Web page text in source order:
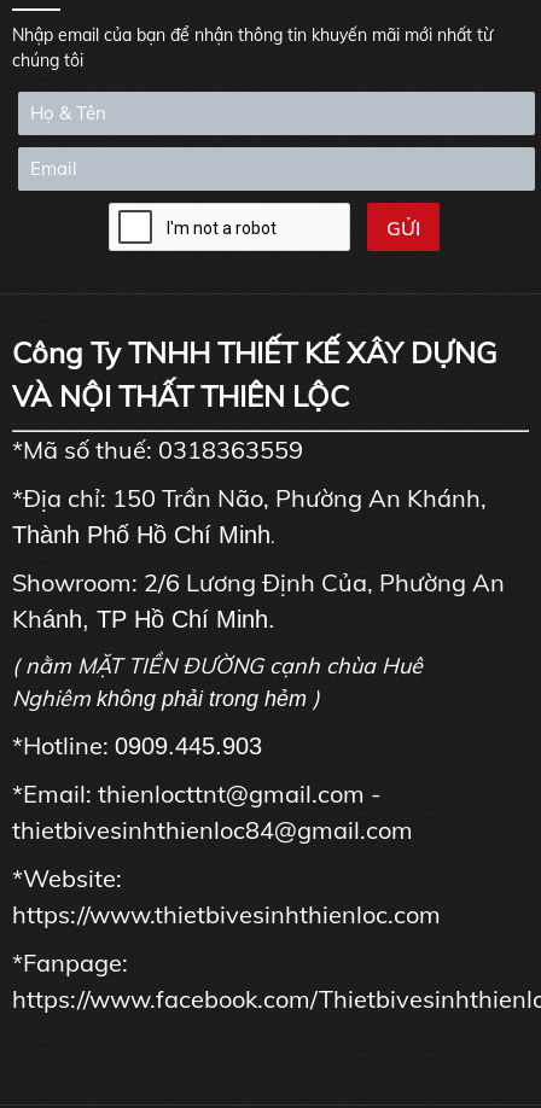
Nhập email của bạn để nhận thông tin khuyến mãi mới nhất từ
chúng tôi
Công Ty TNHH THIẾT KẾ XÂY DỰNG
VÀ NỘI THẤT THIÊN LỘC
*Mã số thuế: 0318363559
*Địa chỉ: 150 Trần Não, Phường An Khánh,
Thành Phố Hồ Chí Minh.
Showroom: 2/6 Lương Định Của, Phường An
Khánh, TP Hồ Chí Minh.
( nằm MẶT TIỀN ĐƯỜNG cạnh chùa Huê
Nghiêm không phải trong hẻm )
*Hotline: 0909.445.903
*Email: thienlocttnt@gmail.com -
thietbivesinhthienloc84@gmail.com
*Website:
https://www.thietbivesinhthienloc.com
*Fanpage:
https://www.facebook.com/